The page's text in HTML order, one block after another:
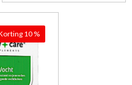
10 %